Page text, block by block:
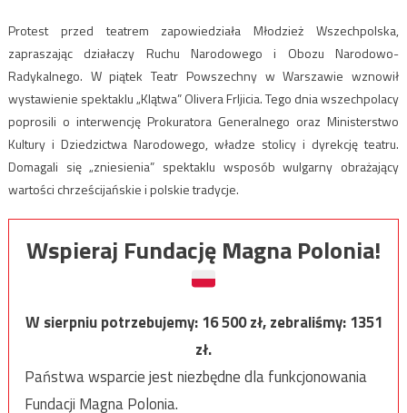
Protest przed teatrem zapowiedziała Młodzież Wszechpolska,
zapraszając działaczy Ruchu Narodowego i Obozu Narodowo-
Radykalnego. W piątek Teatr Powszechny w Warszawie wznowił
wystawienie spektaklu „Klątwa” Olivera Frljicia. Tego dnia wszechpolacy
poprosili o interwencję Prokuratora Generalnego oraz Ministerstwo
Kultury i Dziedzictwa Narodowego, władze stolicy i dyrekcję teatru.
Domagali się „zniesienia” spektaklu wsposób wulgarny obrażający
wartości chrześcijańskie i polskie tradycje.
Wspieraj Fundację Magna Polonia!
W sierpniu potrzebujemy:16 500zł, zebraliśmy:1351
zł.
Państwa wsparcie jest niezbędne dla funkcjonowania
Fundacji Magna Polonia.